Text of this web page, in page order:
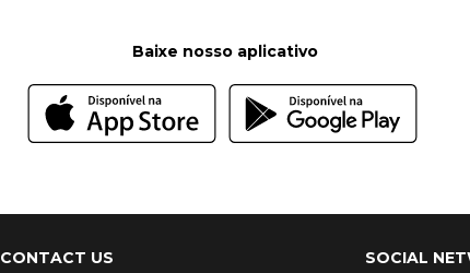
Baixe nosso aplicativo
CONTACT US
SOCIAL